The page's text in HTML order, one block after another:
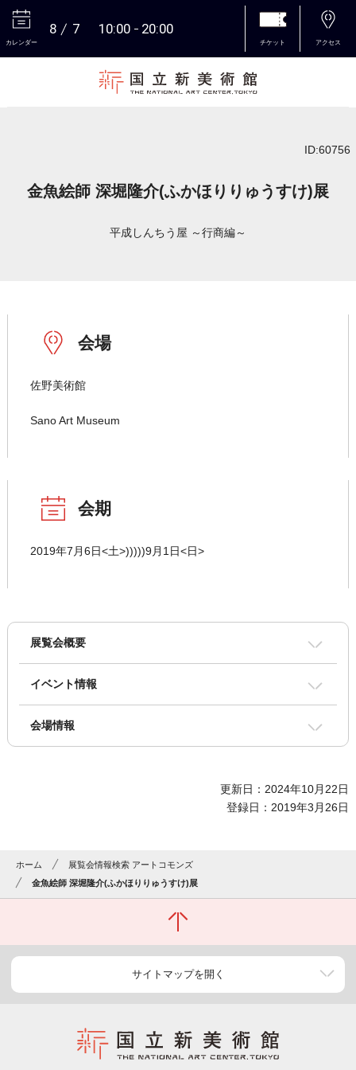
カレンダー
8 7 10:00 20:00
チケット アクセス
ID:60756
金魚絵師 深堀隆介(ふかほりりゅうすけ)展
平成しんちう屋 ～行商編～
会場
佐野美術館
Sano Art Museum
会期
2019年7月6日<土>)))))9月1日<日>
展覧会概要
イベント情報
会場情報
更新日：2024年10月22日
登録日：2019年3月26日
ホーム
展覧会情報検索 アートコモンズ
金魚絵師 深堀隆介(ふかほりりゅうすけ)展
サイトマップを開く